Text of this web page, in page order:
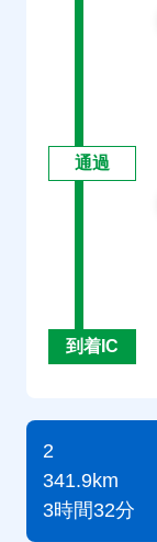
通過
到着IC
2
341.9km
3時間32分